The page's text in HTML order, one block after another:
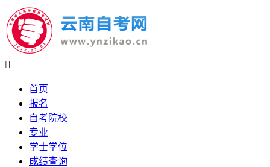

首页
报名
自考院校
专业
学士学位
成绩查询